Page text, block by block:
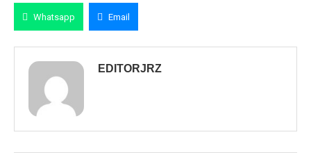
Whatsapp Email
EDITORJRZ